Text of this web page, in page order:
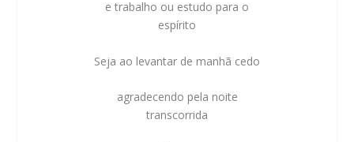
e trabalho ou estudo para o
espírito
Seja ao levantar de manhã cedo
agradecendo pela noite
transcorrida